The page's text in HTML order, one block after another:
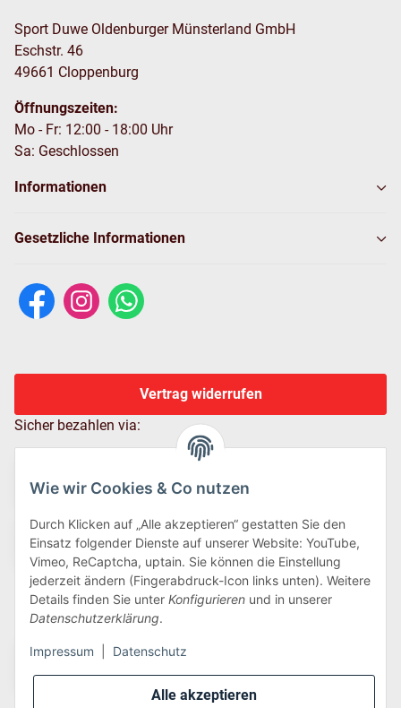
Alle akzeptieren
Wie wir Cookies & Co nutzen
Durch Klicken auf „Alle akzeptieren“ gestatten Sie den
Einsatz folgender Dienste auf unserer Website: YouTube,
Vimeo, ReCaptcha, uptain. Sie können die Einstellung
jederzeit ändern (Fingerabdruck-Icon links unten). Weitere
Details finden Sie unter Konfigurieren und in unserer
Datenschutzerklärung.
Impressum Datenschutz
Sport Duwe Oldenburger Münsterland GmbH
Eschstr. 46
49661 Cloppenburg
Öffnungszeiten:
Mo - Fr: 12:00 - 18:00 Uhr
Sa: Geschlossen
Informationen
Gesetzliche Informationen
Vertrag widerrufen
Sicher bezahlen via:
Wir versenden via: